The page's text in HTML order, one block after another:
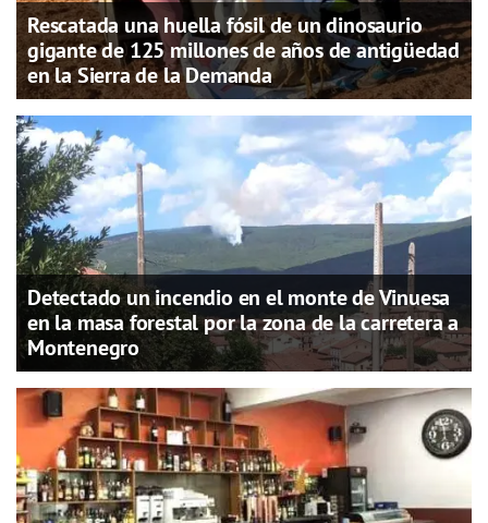
Rescatada una huella fósil de un dinosaurio
gigante de 125 millones de años de antigüedad
en la Sierra de la Demanda
Detectado un incendio en el monte de Vinuesa
en la masa forestal por la zona de la carretera a
Montenegro